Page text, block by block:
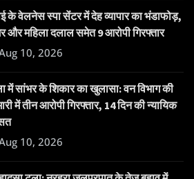
के वेलनेस स्पा सेंटर में देह व्यापार का भंडाफोड़,
और महिला दलाल समेत 9 आरोपी गिरफ्तार
10, 2026
में सांभर के शिकार का खुलासा: वन विभाग की
में तीन आरोपी गिरफ्तार, 14 दिन की न्यायिक
10, 2026